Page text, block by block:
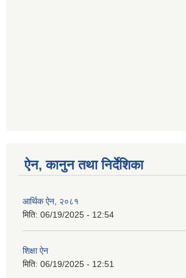
ऐन, कानुन तथा निर्देशिका
आर्थिक ऐन, २०८१
मिति: 06/19/2025 - 12:54
शिक्षा ऐन
मिति: 06/19/2025 - 12:51